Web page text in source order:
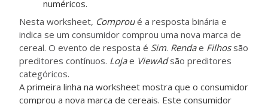
numéricos.
Nesta worksheet, Comproué a resposta binária e
indica se um consumidor comprou uma nova marca de
cereal. O evento de resposta é Sim. Rendae Filhossão
preditores contínuos. Lojae ViewAdsão preditores
categóricos.
A primeira linha na worksheet mostra que o consumidor
comprou a nova marca de cereais. Este consumidor